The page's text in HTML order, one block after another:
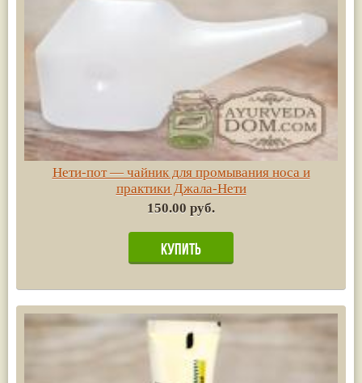
Нети-пот — чайник для промывания носа и
практики Джала-Нети
150.00 руб.